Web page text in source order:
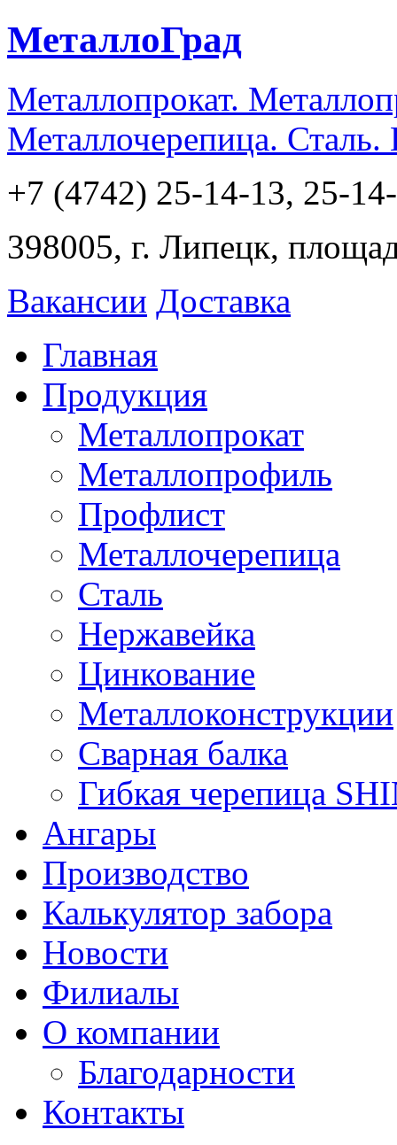
МеталлоГрад
Металлопрокат.
Металлочерепица.
+7 (4742) 25-14-13, 25-
398005, г. Липецк,
Вакансии Доставка
Главная
Продукция
Металлопрокат
Металлопрофиль
Профлист
Металлочерепица
Сталь
Нержавейка
Цинкование
Металлоконструкции
Сварная балка
Гибкая черепица
Ангары
Производство
Калькулятор забора
Новости
Филиалы
О компании
Благодарности
Контакты